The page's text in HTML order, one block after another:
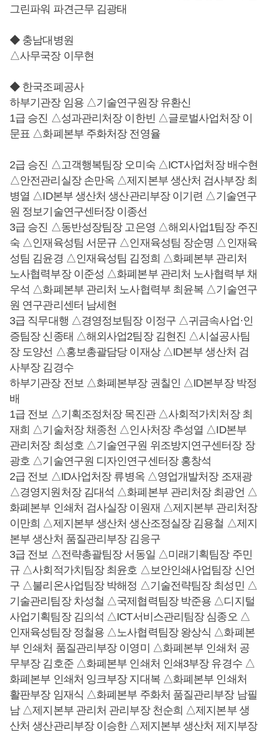
그린파워 파견근무 김광태
◆ 충남대병원
△사무국장 이무현
◆ 한국조폐공사
하부기관장 임용 △기술연구원장 유환신
1급 승진 △성과관리처장 이한빈 △글로벌사업처장 이
문표 △화폐본부 주화처장 전영율
2급 승진 △고객행복팀장 오미숙 △ICT사업처장 배수현
△안전관리실장 손만옥 △제지본부 생산처 검사부장 최
병열 △ID본부 생산처 생산관리부장 이기련 △기술연구
원 정보기술연구센터장 이종선
3급 승진 △동반성장팀장 고은영 △해외사업1팀장 주진
숙 △인재육성팀 서문규 △인재육성팀 장순명 △인재육
성팀 김윤경 △인재육성팀 김정희 △화폐본부 관리처
노사협력부장 이준성 △화폐본부 관리처 노사협력부 채
우석 △화폐본부 관리처 노사협력부 최윤복 △기술연구
원 연구관리센터 남세현
3급 직무대행 △경영정보팀장 이정구 △귀금속사업·인
증팀장 신종태 △해외사업2팀장 김현진 △시설공사팀
장 도양선 △홍보총괄담당 이재상 △ID본부 생산처 검
사부장 김경수
하부기관장 전보 △화폐본부장 권칠인 △ID본부장 박정
배
1급 전보 △기획조정처장 목진관 △사회적가치처장 최
재희 △기술처장 채종천 △인사처장 추성열 △ID본부
관리처장 최성호 △기술연구원 위조방지연구센터장 장
광호 △기술연구원 디자인연구센터장 홍창석
2급 전보 △ID사업처장 류병옥 △영업개발처장 조재광
△경영지원처장 김대석 △화폐본부 관리처장 최광언 △
화폐본부 인쇄처 검사실장 이원재 △제지본부 관리처장
이만희 △제지본부 생산처 생산조정실장 김용철 △제지
본부 생산처 품질관리부장 김응구
3급 전보 △전략총괄팀장 서동일 △미래기획팀장 주민
규 △사회적가치팀장 최윤호 △보안인쇄사업팀장 신언
구 △불리온사업팀장 박해정 △기술전략팀장 최성민 △
기술관리팀장 차성철 △국제협력팀장 박준용 △디지털
사업기획팀장 김의석 △ICT서비스관리팀장 심종오 △
인재육성팀장 정철용 △노사협력팀장 왕상식 △화폐본
부 인쇄처 품질관리부장 이영미 △화폐본부 인쇄처 공
무부장 김호준 △화폐본부 인쇄처 인쇄3부장 유경수 △
화폐본부 인쇄처 잉크부장 지대복 △화폐본부 인쇄처
활판부장 임재식 △화폐본부 주화처 품질관리부장 남필
남 △제지본부 관리처 관리부장 천순희 △제지본부 생
산처 생산관리부장 이승한 △제지본부 생산처 제지부장